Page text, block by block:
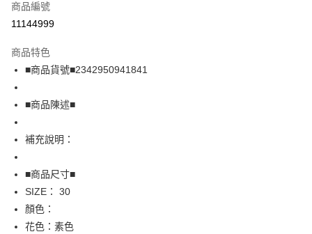
超商取貨付款
Apple Pay
街口支付
全盈+PAY
AFTEE先享後付
相關說明
【關於「AFTEE先享後付」】
AFTEE先享後付是「在收到商品之後才付款」的支付方式。 讓您購物簡單
便利好安心！
運送方式
商品編號
11144999
商品特色
■商品貨號■2342950941841
■商品陳述■
補充說明：
■商品尺寸■
SIZE： 30
顏色：
花色：素色